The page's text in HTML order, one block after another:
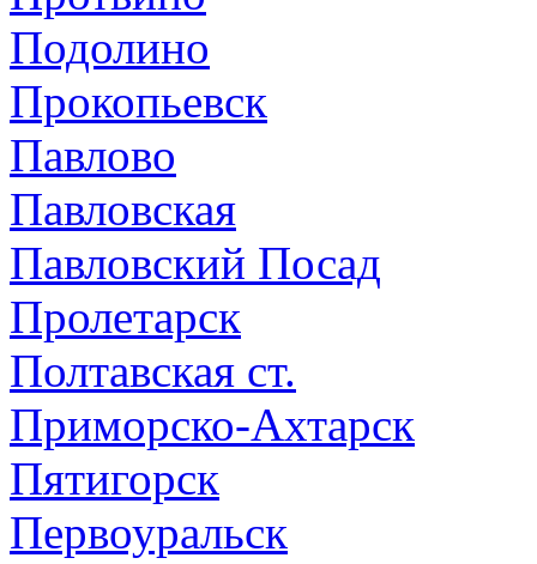
Подолино
Прокопьевск
Павлово
Павловская
Павловский Посад
Пролетарск
Полтавская ст.
Приморско-Ахтарск
Пятигорск
Первоуральск